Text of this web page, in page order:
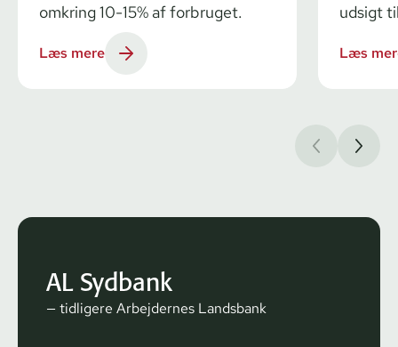
omkring 10-15% af forbruget.
Læs mere
udsigt
Læs
AL Sydbank
— tidligere Arbejdernes Landsbank